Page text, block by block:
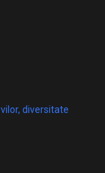
diversitate